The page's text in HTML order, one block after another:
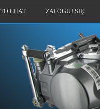
CHAT ZALOGUJ SIĘ